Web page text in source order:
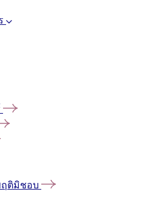
ฤติมิชอบ